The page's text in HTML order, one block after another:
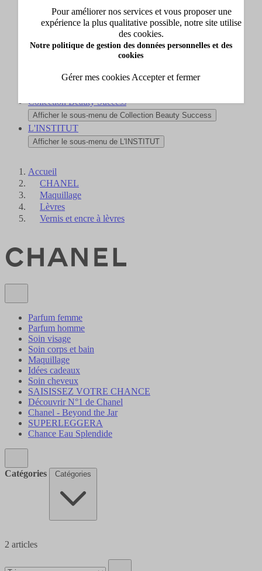
Afficher le sous-menu de Marques
Promos
Afficher le sous-menu de Promos
Nouveautés
Carte cadeau
Collection Beauty Success
Afficher le sous-menu de Collection Beauty Success
L'INSTITUT
Afficher le sous-menu de L'INSTITUT
Accueil
CHANEL
Maquillage
Lèvres
Vernis et encre à lèvres
Parfum femme
Parfum homme
Soin visage
Soin corps et bain
Maquillage
Idées cadeaux
Soin cheveux
SAISISSEZ VOTRE CHANCE
Découvrir N°1 de Chanel
Chanel - Beyond the Jar
SUPERLEGGERA
Chance Eau Splendide
Catégories Catégories
2 articles
Pour améliorer nos services et vous proposer une
expérience la plus qualitative possible, notre site utilise
des cookies.
Notre politique de gestion des données personnelles et des
cookies
Gérer mes cookies Accepter et fermer